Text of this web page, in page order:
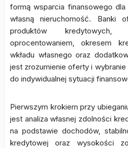
formą wsparcia finansowego
własną nieruchomość. Banki
produktów
oprocentowaniem, okresem
wkładu własnego oraz
jest zrozumienie oferty i
do indywidualnej sytuacji
Pierwszym krokiem przy
jest analiza własnej zdolności
na podstawie dochodów,
kredytowej oraz wysokości